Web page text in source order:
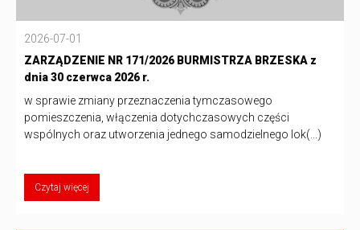
2026-07-01
ZARZĄDZENIE NR 171/2026 BURMISTRZA BRZESKA z
dnia 30 czerwca 2026 r.
w sprawie zmiany przeznaczenia tymczasowego
pomieszczenia, włączenia dotychczasowych części
wspólnych oraz utworzenia jednego samodzielnego lok(...)
Czytaj więcej